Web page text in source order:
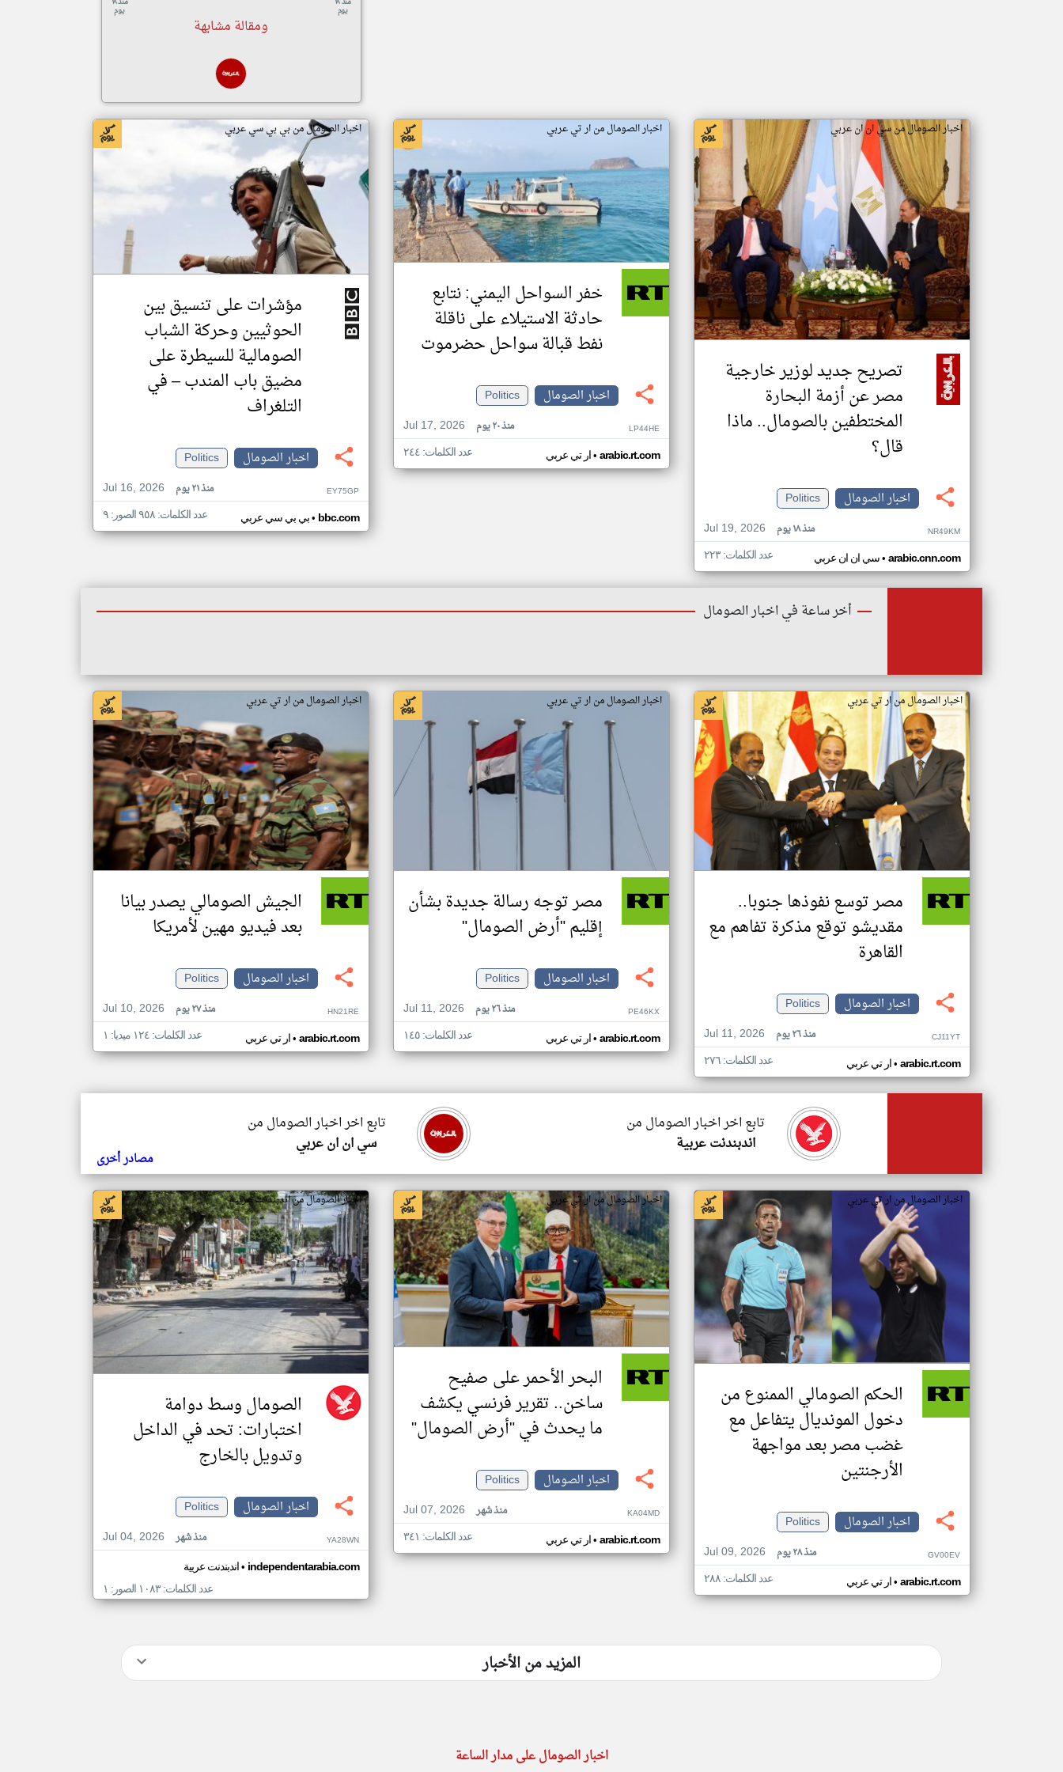
يوم يوم
ومقالة مشابهة
اخبار الصومال من سي ان ان عربي
تصريح جديد لوزير خارجية
مصر عن أزمة البحارة
المختطفين بالصومال.. ماذا
قال؟
اخبار الصومال
Politics
Jul 19, 2026
منذ ١٨ يوم NR49KM
سي ان ان عربي• arabic.cnn.com عدد الكلمات: ٢٢٣
اخبار الصومال من ار تي عربي
خفر السواحل اليمني: نتابع
حادثة الاستيلاء على ناقلة
نفط قبالة سواحل حضرموت
اخبار الصومال
Politics
Jul 17, 2026
منذ ٢٠ يوم LP44HE
ار تي عربي• arabic.rt.com عدد الكلمات: ٢٤٤
اخبار الصومال من بي بي سي عربي
مؤشرات على تنسيق بين
الحوثيين وحركة الشباب
الصومالية للسيطرة على
مضيق باب المندب – في
التلغراف
اخبار الصومال
Politics
Jul 16, 2026
منذ ٢١ يوم EY75GP
بي بي سي عربي• bbc.com عدد الكلمات: ٩٥٨ الصور: ٩
أخر ساعة في اخبار الصومال
اخبار الصومال من ار تي عربي
مصر توسع نفوذها جنوبا..
مقديشو توقع مذكرة تفاهم مع
القاهرة
اخبار الصومال
Politics
Jul 11, 2026
منذ ٢٦ يوم CJ11YT
ار تي عربي• arabic.rt.com عدد الكلمات: ٢٧٦
اخبار الصومال من ار تي عربي
مصر توجه رسالة جديدة بشأن
إقليم "أرض الصومال"
اخبار الصومال
Politics
Jul 11, 2026
منذ ٢٦ يوم PE46KX
ار تي عربي• arabic.rt.com عدد الكلمات: ١٤٥
اخبار الصومال من ار تي عربي
الجيش الصومالي يصدر بيانا
بعد فيديو مهين لأمريكا
اخبار الصومال
Politics
Jul 10, 2026
منذ ٢٧ يوم HN21RE
ار تي عربي• arabic.rt.com عدد الكلمات: ١٢٤ ميديا: ١
تابع اخر اخبار الصومال من
سي ان ان عربي
تابع اخر اخبار الصومال من
اندبندنت عربية
مصادر أخرى
اخبار الصومال من ار تي عربي
الحكم الصومالي الممنوع من
دخول المونديال يتفاعل مع
غضب مصر بعد مواجهة
الأرجنتين
اخبار الصومال
Politics
Jul 09, 2026
منذ ٢٨ يوم GV00EV
ار تي عربي• arabic.rt.com عدد الكلمات: ٢٨٨
اخبار الصومال من ار تي عربي
البحر الأحمر على صفيح
ساخن.. تقرير فرنسي يكشف
ما يحدث في "أرض الصومال"
اخبار الصومال
Politics
Jul 07, 2026
منذ شهر KA04MD
ار تي عربي• arabic.rt.com عدد الكلمات: ٣٤١
اخبار الصومال من اندبندنت عربية
الصومال وسط دوامة
اختبارات: تحد في الداخل
وتدويل بالخارج
اخبار الصومال
Politics
Jul 04, 2026
منذ شهر YA28WN
اندبندنت عربية• independentarabia.com
عدد الكلمات: ١٠٨٣ الصور: ١
المزيد من الأخبار
اخبار الصومال على مدار الساعة